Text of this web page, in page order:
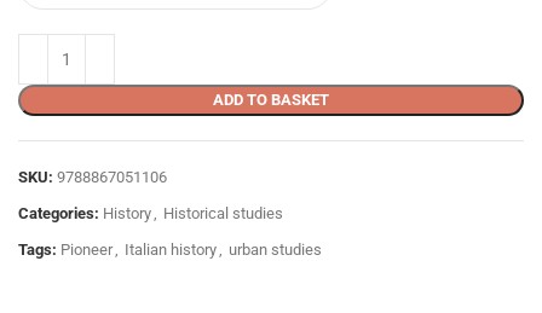
ADD TO BASKET
SKU: 9788867051106
Categories: History, Historical studies
Tags: Pioneer, Italian history, urban studies